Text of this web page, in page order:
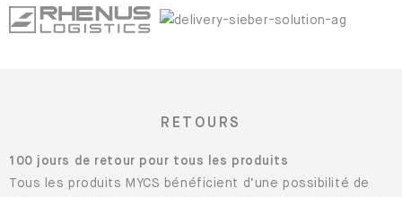
100 jours de retour pour tous les produits
retour de 100 jours à compter du jour de la livraison. Vous
pouvez retourner votre commande pendant cette période